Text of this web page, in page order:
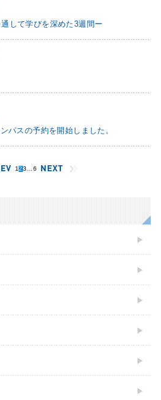
して学びを深めた3週間ー
パスの予約を開始しました。
123…6 NEXT